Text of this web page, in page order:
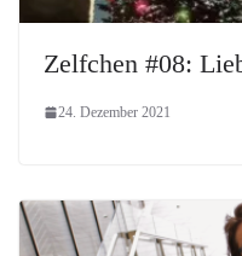
Zelfchen #08:
24. Dezember 2021